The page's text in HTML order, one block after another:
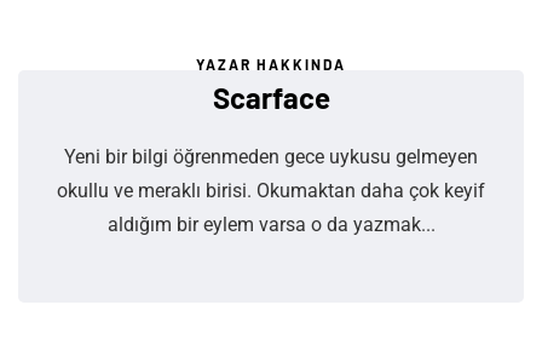
YAZAR HAKKINDA
Scarface
Yeni bir bilgi öğrenmeden gece uykusu gelmeyen
okullu ve meraklı birisi. Okumaktan daha çok keyif
aldığım bir eylem varsa o da yazmak...